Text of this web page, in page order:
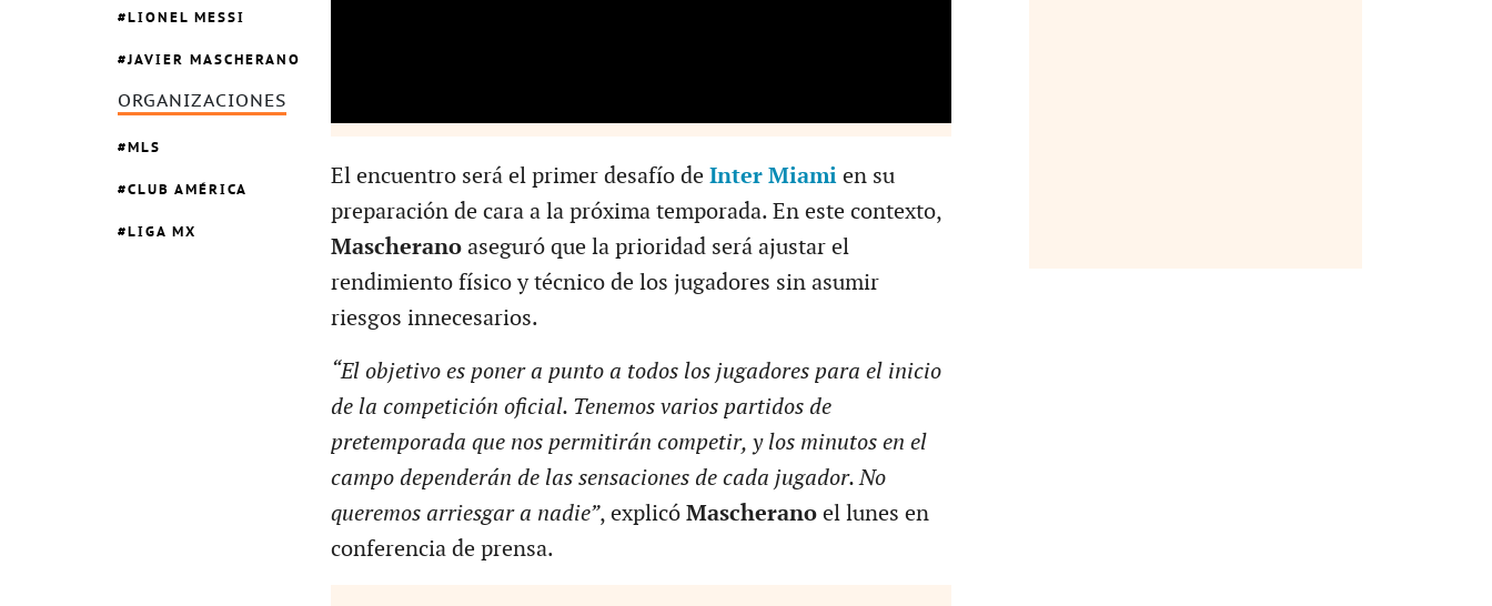
LIONEL MESSI
JAVIER MASCHERANO
ORGANIZACIONES
MLS
CLUB AMÉRICA
LIGA MX
El encuentro será el primer desafío de Inter Miami en su
preparación de cara a la próxima temporada. En este contexto,
Mascherano aseguró que la prioridad será ajustar el
rendimiento físico y técnico de los jugadores sin asumir
riesgos innecesarios.
“El objetivo es poner a punto a todos los jugadores para el inicio
de la competición oficial. Tenemos varios partidos de
pretemporada que nos permitirán competir, y los minutos en el
campo dependerán de las sensaciones de cada jugador. No
queremos arriesgar a nadie”, explicó Mascherano el lunes en
conferencia de prensa.